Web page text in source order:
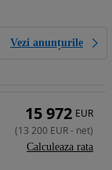
Vezi anunțurile
15 972 EUR
(13 200 EUR- net)
Calculeaza rata